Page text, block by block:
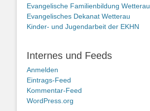
Evangelische Familienbildung Wetterau
Evangelisches Dekanat Wetterau
Kinder- und Jugendarbeit der EKHN
Internes und Feeds
Anmelden
Eintrags-Feed
Kommentar-Feed
WordPress.org